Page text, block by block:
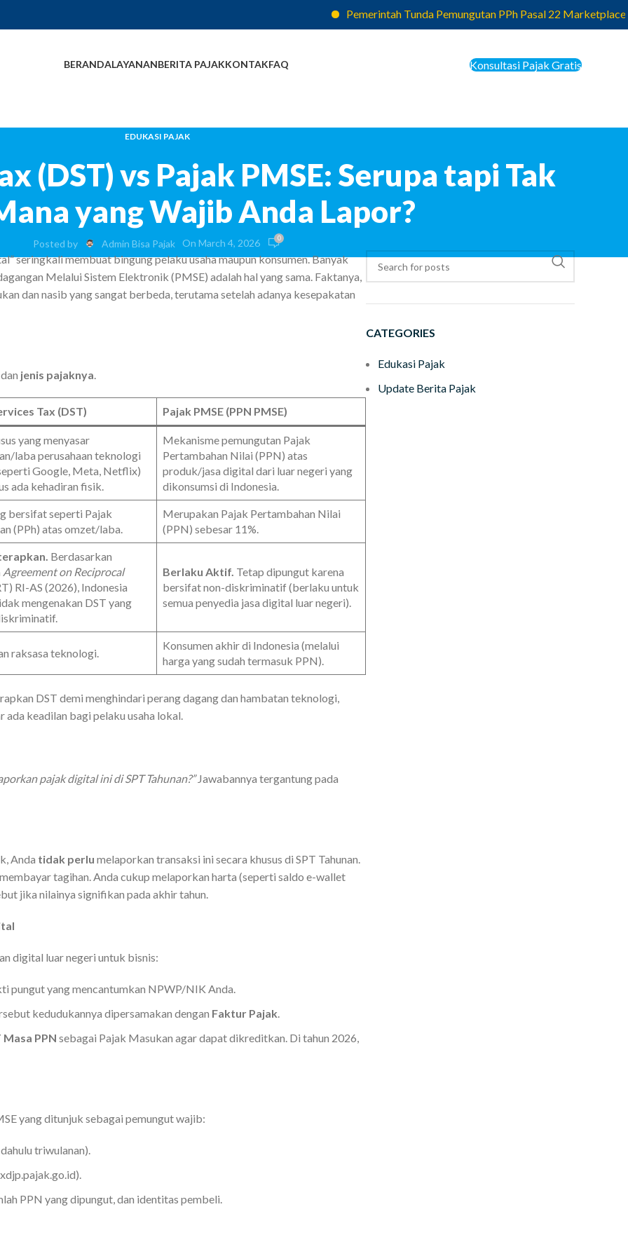
Pemerintah Tunda Pemungutan PPh Pasal 22 Marketplace,
BERANDALAYANANBERITA PAJAKKONTAKFAQ Konsultasi Pajak Gratis
EDUKASI PAJAK
(DST) vs Pajak PMSE: Serupa tapi Tak
yang Wajib Anda Lapor?
Posted by Admin Bisa Pajak On March 4, 2026 0
seringkali membuat bingung pelaku usaha maupun konsumen. Banyak
Melalui Sistem Elektronik (PMSE) adalah hal yang sama. Faktanya,
dan nasib yang sangat berbeda, terutama setelah adanya kesepakatan
jenis pajaknya.
Tax (DST) Pajak PMSE (PPN PMSE)
yang menyasar
laba perusahaan teknologi
Google, Meta, Netflix)
ada kehadiran fisik.
Mekanisme pemungutan Pajak
Pertambahan Nilai (PPN) atas
produk/jasa digital dari luar negeri yang
dikonsumsi di Indonesia.
bersifat seperti Pajak
(PPh) atas omzet/laba.
Merupakan Pajak Pertambahan Nilai
(PPN) sebesar 11%.
Berdasarkan
Agreement on Reciprocal
RI-AS (2026), Indonesia
mengenakan DST yang
Berlaku Aktif. Tetap dipungut karena
bersifat non-diskriminatif (berlaku untuk
semua penyedia jasa digital luar negeri).
raksasa teknologi.
Konsumen akhir di Indonesia (melalui
harga yang sudah termasuk PPN).
DST demi menghindari perang dagang dan hambatan teknologi,
ada keadilan bagi pelaku usaha lokal.
pajak digital ini di SPT Tahunan?”Jawabannya tergantung pada
Anda tidak perlu melaporkan transaksi ini secara khusus di SPT Tahunan.
tagihan. Anda cukup melaporkan harta (seperti saldo e-wallet
jika nilainya signifikan pada akhir tahun.
digital luar negeri untuk bisnis:
pungut yang mencantumkan NPWP/NIK Anda.
kedudukannya dipersamakan dengan Faktur Pajak.
Masa PPN sebagai Pajak Masukan agar dapat dikreditkan. Di tahun 2026,
yang ditunjuk sebagai pemungut wajib:
triwulanan).
PPN yang dipungut, dan identitas pembeli.
CATEGORIES
Edukasi Pajak
Update Berita Pajak